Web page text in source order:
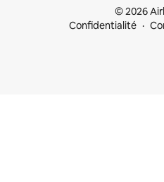
© 2026
Confidentialité